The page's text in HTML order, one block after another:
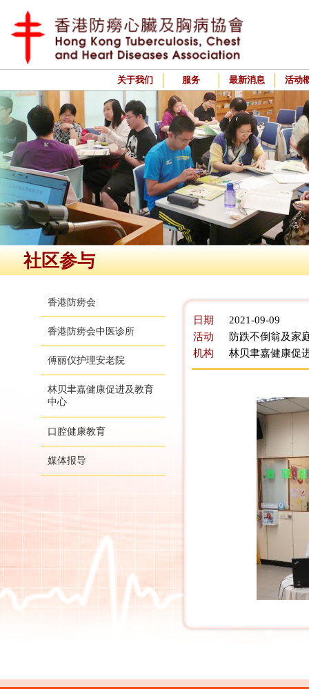
关于我们 服务 最新消息 活动
社区参与
香港防痨会
香港防痨会中医诊所
傅丽仪护理安老院
林贝聿嘉健康促进及教育
中心
口腔健康教育
媒体报导
日期
2021-09-09
活动
防跌不倒翁及家
机构
林贝聿嘉健康促